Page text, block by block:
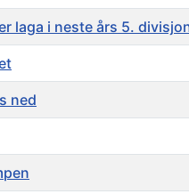
laga i neste års 5.
ned